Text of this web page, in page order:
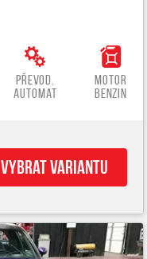
Převod.
automat
Motor
benzin
Vybrat variantu